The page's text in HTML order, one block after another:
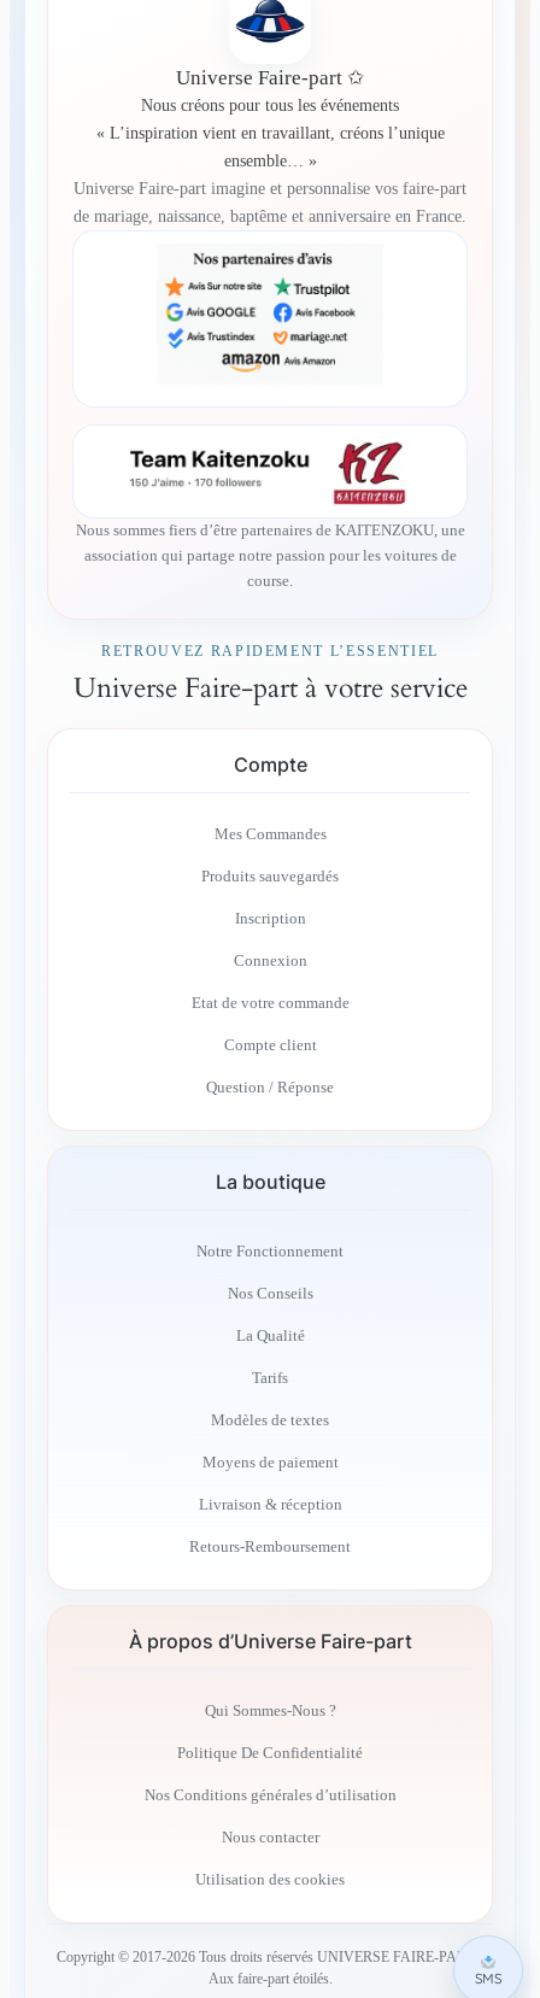
Universe Faire-part ✩
Nous créons pour tous les événements
« L’inspiration vient en travaillant, créons l’unique
ensemble… »
Universe Faire-part imagine et personnalise vos faire-part
de mariage, naissance, baptême et anniversaire en France.
Nous sommes fiers d’être partenaires de KAITENZOKU, une
association qui partage notre passion pour les voitures de
course.
RETROUVEZ RAPIDEMENT L’ESSENTIEL
Universe Faire-part à votre service
Compte
Mes Commandes
Produits sauvegardés
Inscription
Connexion
Etat de votre commande
Compte client
Question / Réponse
La boutique
Notre Fonctionnement
Nos Conseils
La Qualité
Tarifs
Modèles de textes
Moyens de paiement
Livraison & réception
Retours-Remboursement
À propos d’Universe Faire-part
Qui Sommes-Nous ?
Politique De Confidentialité
Nos Conditions générales d’utilisation
Nous contacter
Utilisation des cookies
Copyright © 2017-2026 Tous droits réservés UNIVERSE FAIRE-PART –
Aux faire-part étoilés.
SMS